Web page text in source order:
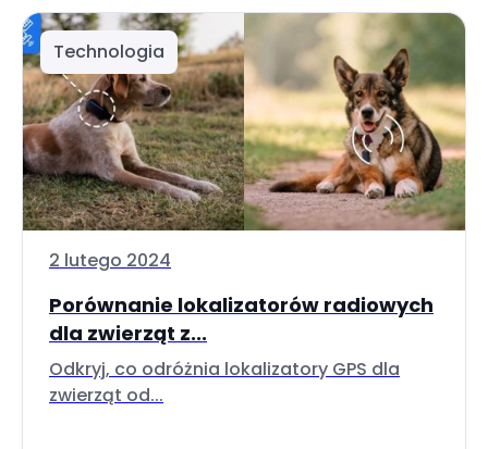
Technologia
2 lutego 2024
Porównanie lokalizatorów radiowych
dla zwierząt z...
Odkryj, co odróżnia lokalizatory GPS dla
zwierząt od...